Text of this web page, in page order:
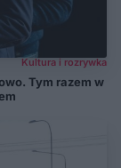
Kultura i rozrywka
Tym razem w